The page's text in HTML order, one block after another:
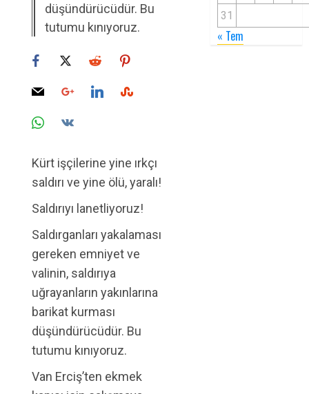
düşündürücüdür. Bu
tutumu kınıyoruz.
Kürt işçilerine yine ırkçı
saldırı ve yine ölü, yaralı!
Saldırıyı lanetliyoruz!
Saldırganları yakalaması
gereken emniyet ve
valinin, saldırıya
uğrayanların yakınlarına
barikat kurması
düşündürücüdür. Bu
tutumu kınıyoruz.
Van Erciş’ten ekmek
31
« Tem